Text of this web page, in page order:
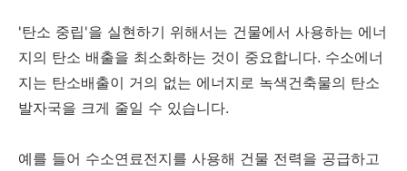
'탄소 중립'을 실현하기 위해서는 건물에서 사용하는 에너
지의 탄소 배출을 최소화하는 것이 중요합니다. 수소에너
지는 탄소배출이 거의 없는 에너지로 녹색건축물의 탄소
발자국을 크게 줄일 수 있습니다.
예를 들어 수소연료전지를 사용해 건물 전력을 공급하고